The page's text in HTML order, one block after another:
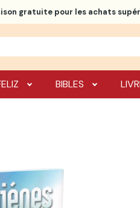
gratuitepour les achats
BIBLES